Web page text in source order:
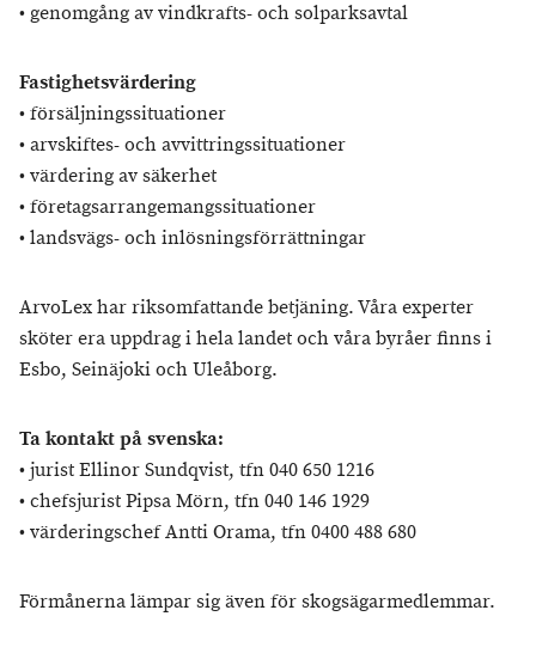
• genomgång av vindkrafts- och solparksavtal
Fastighetsvärdering
• försäljningssituationer
• arvskiftes- och avvittringssituationer
• värdering av säkerhet
• företagsarrangemangssituationer
• landsvägs- och inlösningsförrättningar
ArvoLex har riksomfattande betjäning. Våra experter
sköter era uppdrag i hela landet och våra byråer finns i
Esbo, Seinäjoki och Uleåborg.
Ta kontakt på svenska:
• jurist Ellinor Sundqvist, tfn 040 650 1216
• chefsjurist Pipsa Mörn, tfn 040 146 1929
• värderingschef Antti Orama, tfn 0400 488 680
Förmånerna lämpar sig även för skogsägarmedlemmar.